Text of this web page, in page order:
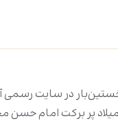
نخستین‌بار در سایت
پر برکت امام حسن